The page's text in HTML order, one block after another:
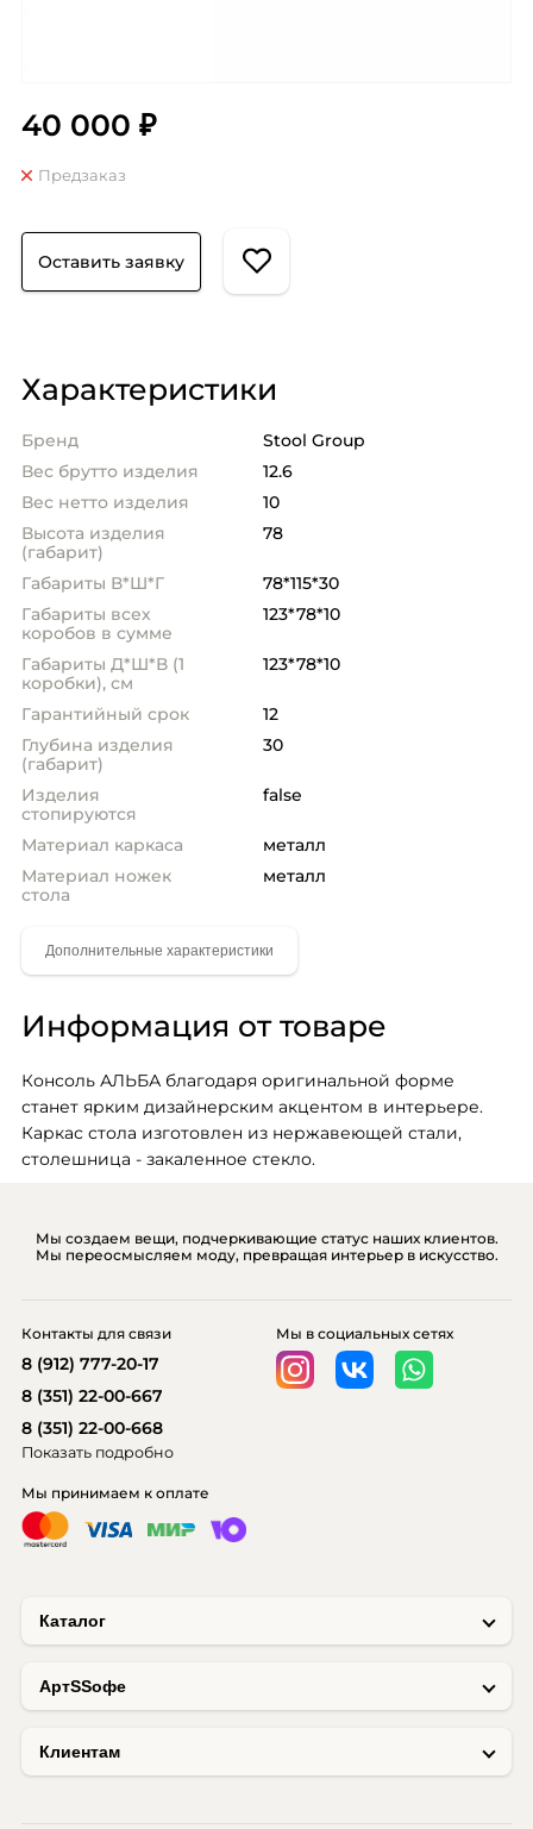
40 000 ₽
Предзаказ
Оставить заявку
Характеристики
Бренд
Stool Group
Вес брутто изделия
12.6
Вес нетто изделия
10
Высота изделия
(габарит)
78
Габариты В*Ш*Г
78*115*30
Габариты всех
коробов в сумме
123*78*10
Габариты Д*Ш*В (1
коробки), см
123*78*10
Гарантийный срок
12
Глубина изделия
(габарит)
30
Изделия
стопируются
false
Материал каркаса
металл
Материал ножек
стола
металл
Информация от товаре
Консоль АЛЬБА благодаря оригинальной форме
станет ярким дизайнерским акцентом в интерьере.
Каркас стола изготовлен из нержавеющей стали,
столешница - закаленное стекло.
Мы создаем вещи, подчеркивающие статус наших клиентов.
Мы переосмысляем моду, превращая интерьер в искусство.
Каталог
AртSSофе
Клиентам
Мы принимаем к оплате
Мы в социальных сетях
Контакты для связи
8 (912) 777-20-17
8 (351) 22-00-667
8 (351) 22-00-668
Показать подробно